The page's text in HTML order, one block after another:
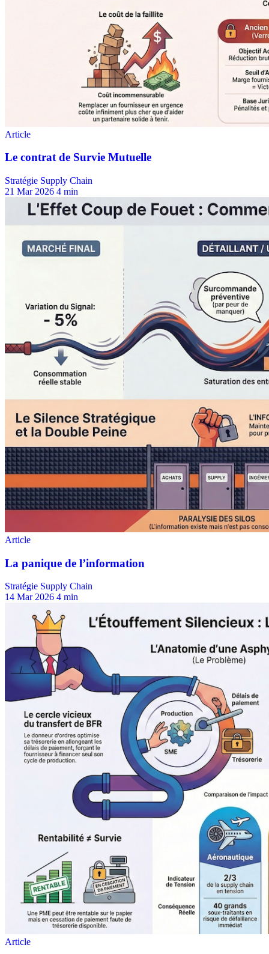
Stratégie Supply Chain
21 Mar 2026 4 min
Stratégie Supply Chain
14 Mar 2026 4 min